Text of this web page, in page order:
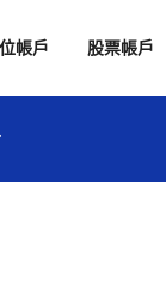
帳戶 股票帳戶